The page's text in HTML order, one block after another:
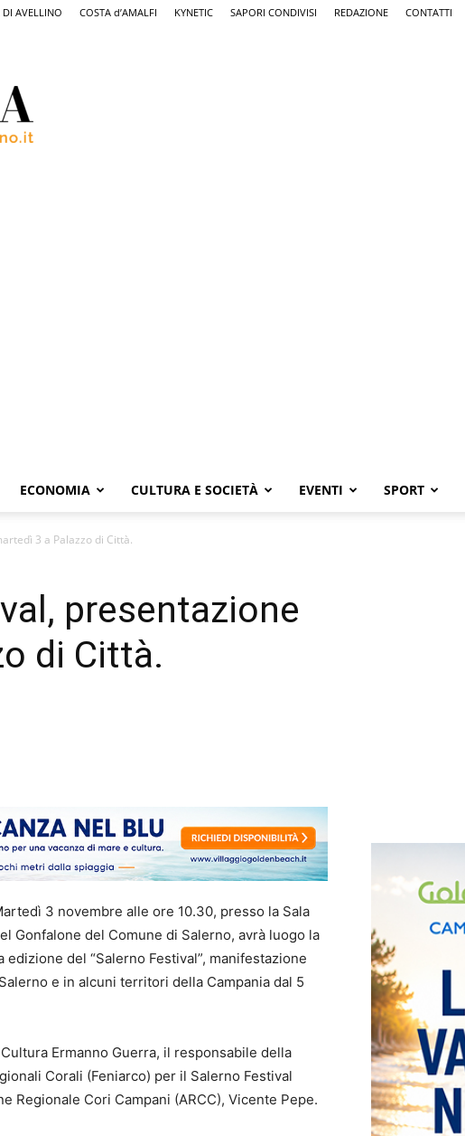
DI AVELLINO COSTA d’AMALFI KYNETIC SAPORI CONDIVISI REDAZIONE CONTATTI
ECONOMIA CULTURA E SOCIETÀ EVENTI SPORT
3 a Palazzo di Città.
presentazione
di Città.
3 novembre alle ore 10.30, presso la Sala
Gonfalone del Comune di Salerno, avrà luogo la
del “Salerno Festival”, manifestazione
e in alcuni territori della Campania dal 5
Ermanno Guerra, il responsabile della
Corali (Feniarco) per il Salerno Festival
Regionale Cori Campani (ARCC), Vicente Pepe.